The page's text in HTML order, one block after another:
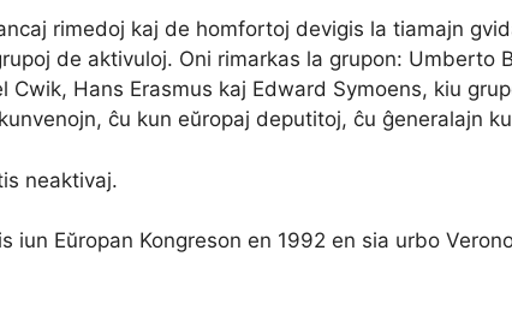
rimedoj kaj de homfortoj devigis la tiamajn
de aktivuloj. Oni rimarkas la grupon: Umberto
Cwik, Hans Erasmus kaj Edward Symoens, kiu
ĉu kun eŭropaj deputitoj, ĉu ĝeneralajn
neaktivaj.
iun Eŭropan Kongreson en 1992 en sia urbo